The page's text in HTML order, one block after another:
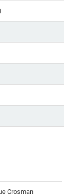
Crosman